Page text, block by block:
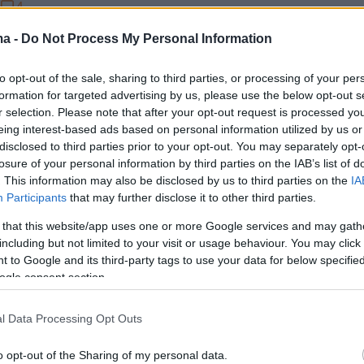
- Do Not Process My Personal Information
opt-out of the sale, sharing to third parties, or processing of your
for targeted advertising by us, please use the below opt-out
selection. Please note that after your opt-out request is processed
interest-based ads based on personal information utilized by us
to third parties prior to your opt-out. You may separately
of your personal information by third parties on the IAB’s list of
This information may also be disclosed by us to third parties on the
Participants that may further disclose it to other third parties.
that this website/app uses one or more Google services and may
but not limited to your visit or usage behaviour. You may
to Google and its third-party tags to use your data for below
consent section.
Data Processing Opt Outs
opt-out of the Sharing of my personal data.
η Αττική την Τετάρτη και
των οδηγών ταξί
4
δελτίο καιρού από την ΕΜΥ,
ισχυρές βροχές και
από αύριο - Πότε
η Αττική
ξεκινά από τα δυτικά - Για έντονα φαινόμενα
12
4